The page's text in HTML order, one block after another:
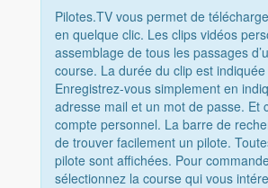
Pilotes.TV vous permet de
en quelque clic. Les clips vidéos
assemblage de tous les passages
course. La durée du clip est
Enregistrez-vous simplement en
adresse mail et un mot de passe. Et
compte personnel. La barre de
de trouver facilement un pilote.
pilote sont affichées. Pour
sélectionnez la course qui vous